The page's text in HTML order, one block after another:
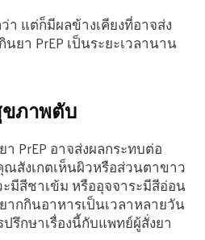
แต่ก็มีผลข้างเคียงที่อาจส่ง
า PrEP เป็นระยะเวลานาน
ขภาพตับ
PrEP อาจส่งผลกระทบต่อ
สังเกตเห็นผิวหรือส่วนตาขาว
มีสีชาเข้ม หรืออุจจาระมีสีอ่อน
กกินอาหารเป็นเวลาหลายวัน
กษาเรื่องนี้กับแพทย์ผู้สั่งยา